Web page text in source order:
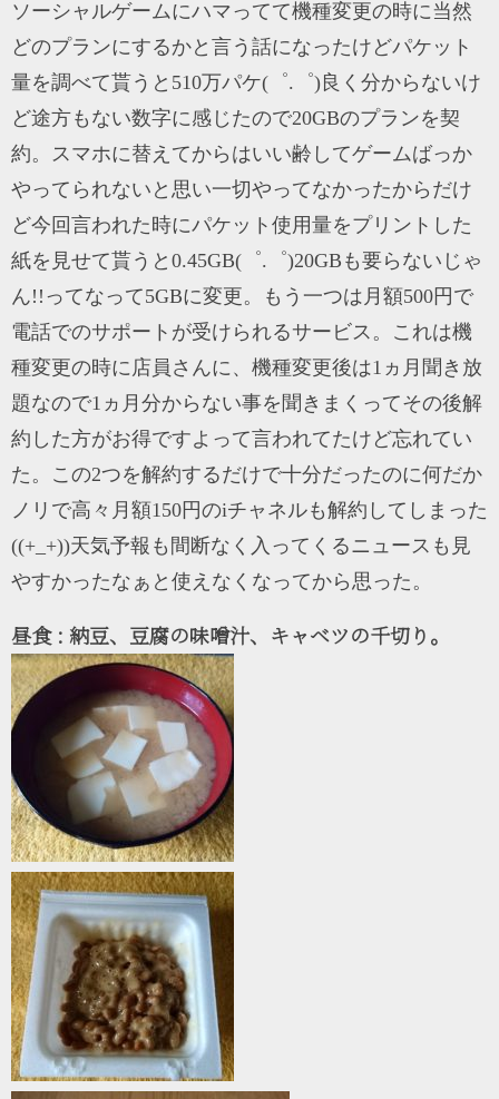
ソーシャルゲームにハマってて機種変更の時に当然
どのプランにするかと言う話になったけどパケット
量を調べて貰うと510万パケ(゜.゜)良く分からないけ
ど途方もない数字に感じたので20GBのプランを契
約。スマホに替えてからはいい齢してゲームばっか
やってられないと思い一切やってなかったからだけ
ど今回言われた時にパケット使用量をプリントした
紙を見せて貰うと0.45GB(゜.゜)20GBも要らないじゃ
ん!!ってなって5GBに変更。もう一つは月額500円で
電話でのサポートが受けられるサービス。これは機
種変更の時に店員さんに、機種変更後は1ヵ月聞き放
題なので1ヵ月分からない事を聞きまくってその後解
約した方がお得ですよって言われてたけど忘れてい
た。この2つを解約するだけで十分だったのに何だか
ノリで高々月額150円のiチャネルも解約してしまった
((+_+))天気予報も間断なく入ってくるニュースも見
やすかったなぁと使えなくなってから思った。
昼食 : 納豆、豆腐の味噌汁、キャベツの千切り。